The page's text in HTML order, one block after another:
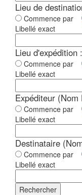
Lieu de
Commence par
Libellé exact
Lieu d'expédition :
Commence par
Libellé exact
Expéditeur
Commence par
Libellé exact
Destinataire
Commence par
Libellé exact
Rechercher